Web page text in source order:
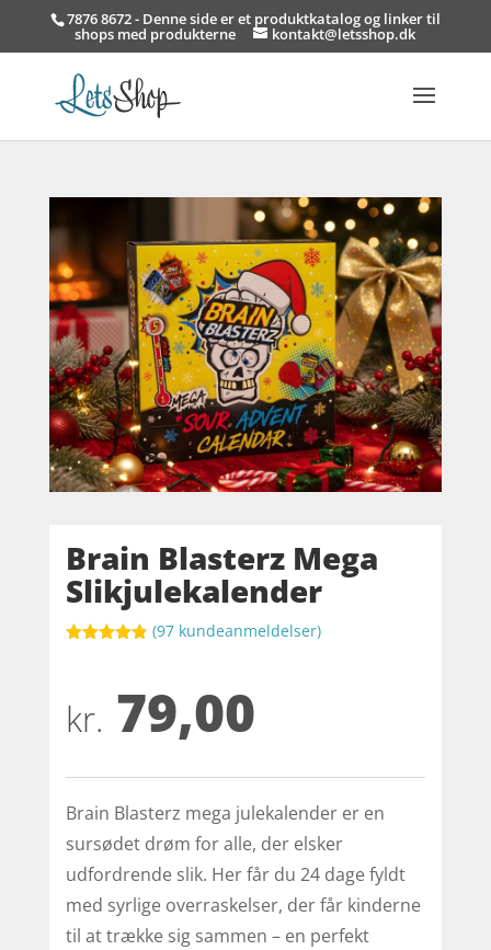
7876 8672 - Denne side er et produktkatalog og linker til
shops med produkterne kontakt@letsshop.dk
Brain Blasterz Mega
Slikjulekalender
baseret på
kundebedøm
melser
(97 kundeanmeldelser)
kr. 79,00
Brain Blasterz mega julekalender er en
sursødet drøm for alle, der elsker
udfordrende slik. Her får du 24 dage fyldt
med syrlige overraskelser, der får kinderne
til at trække sig sammen – en perfekt